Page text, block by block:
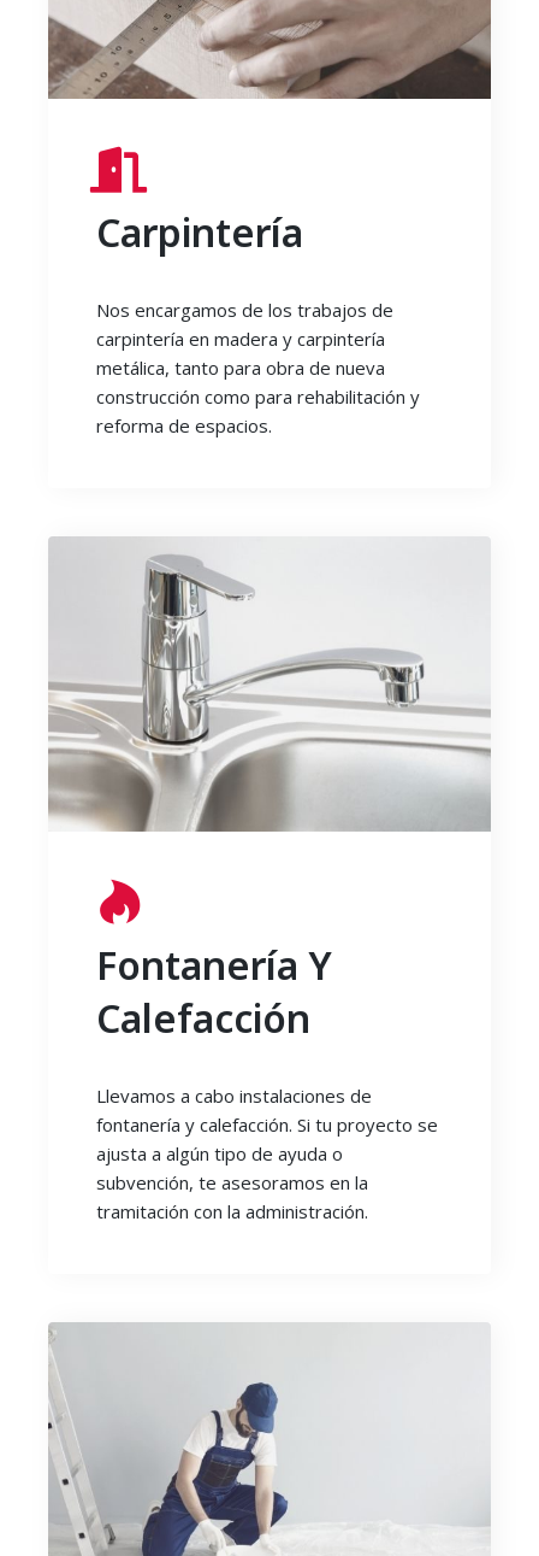
Carpintería
Nos encargamos de los trabajos de
carpintería en madera y carpintería
metálica, tanto para obra de nueva
construcción como para rehabilitación y
reforma de espacios.
Fontanería Y
Calefacción
Llevamos a cabo instalaciones de
fontanería y calefacción. Si tu proyecto se
ajusta a algún tipo de ayuda o
subvención, te asesoramos en la
tramitación con la administración.